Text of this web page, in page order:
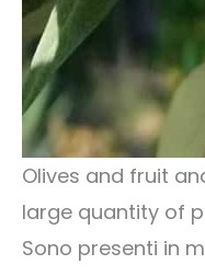
Olives and fruit
large quantity of
Sono presenti in